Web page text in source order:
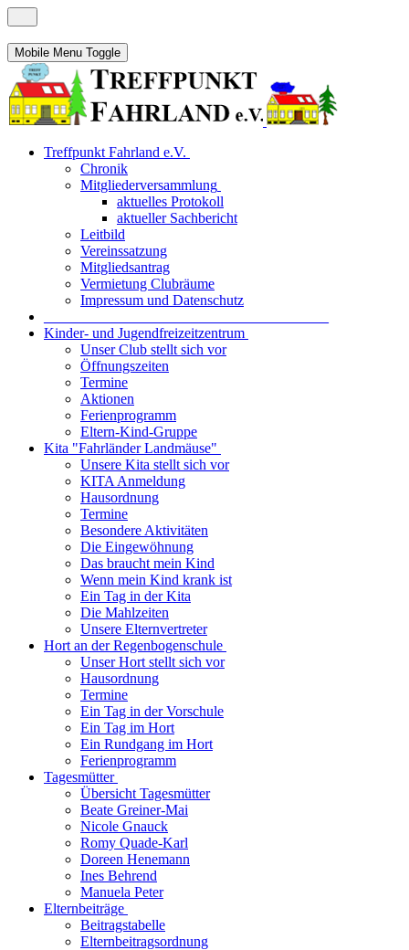
Mobile Menu Toggle
Treffpunkt Fahrland e.V.
Chronik
Mitgliederversammlung
aktuelles Protokoll
aktueller Sachbericht
Leitbild
Vereinssatzung
Mitgliedsantrag
Vermietung Clubräume
Impressum und Datenschutz
Kinder- und Jugendfreizeitzentrum
Unser Club stellt sich vor
Öffnungszeiten
Termine
Aktionen
Ferienprogramm
Eltern-Kind-Gruppe
Kita "Fahrländer Landmäuse"
Unsere Kita stellt sich vor
KITA Anmeldung
Hausordnung
Termine
Besondere Aktivitäten
Die Eingewöhnung
Das braucht mein Kind
Wenn mein Kind krank ist
Ein Tag in der Kita
Die Mahlzeiten
Unsere Elternvertreter
Hort an der Regenbogenschule
Unser Hort stellt sich vor
Hausordnung
Termine
Ein Tag in der Vorschule
Ein Tag im Hort
Ein Rundgang im Hort
Ferienprogramm
Tagesmütter
Übersicht Tagesmütter
Beate Greiner-Mai
Nicole Gnauck
Romy Quade-Karl
Doreen Henemann
Ines Behrend
Manuela Peter
Elternbeiträge
Beitragstabelle
Elternbeitragsordnung